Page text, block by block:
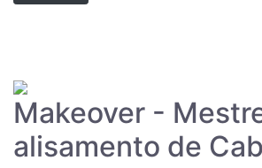
Makeover -
alisamento de